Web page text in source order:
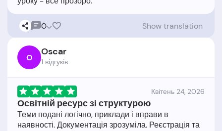
0 Show translation
O Oscar
1 відгукiв
Квітень 24, 2026
Освітній ресурс зі структурою
Теми подані логічно, приклади і вправи в
наявності. Документація зрозуміла. Реєстрація та